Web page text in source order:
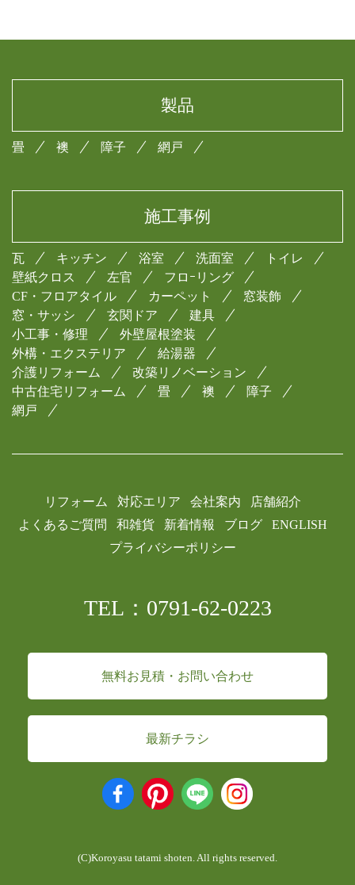
製品
畳 襖 障子 網戸
施工事例
瓦 キッチン 浴室 洗面室
トイレ
壁紙クロス
左官
フロｰリング
CF・フロアタイル
カーペット
窓装飾
窓・サッシ
玄関ドア
建具
小工事・修理
外壁屋根塗装
外構・エクステリア
給湯器
介護リフォーム
改築リノベーション
中古住宅リフォーム
畳 襖
障子
網戸
リフォーム 対応エリア 会社案内
店舗紹介
よくあるご質問
和雑貨 新着情報 ブログ
ENGLISH
プライバシーポリシー
TEL：0791-62-0223
無料お見積・お問い合わせ
最新チラシ
(C)Koroyasu tatami shoten. All rights reserved.